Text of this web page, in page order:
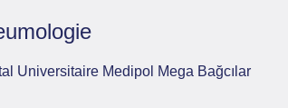
Universitaire Medipol Mega Bağcılar